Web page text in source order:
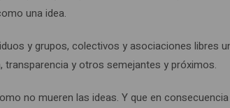
una idea.
y grupos, colectivos y asociaciones libres
transparencia y otros semejantes y próximos.
no mueren las ideas. Y que en